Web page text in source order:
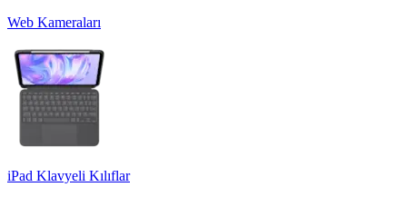
Web Kameraları
iPad Klavyeli Kılıflar